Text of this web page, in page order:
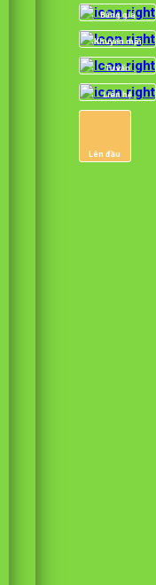
Bảng giá
Khuyến mãi
Tư vấn
Liên hệ
Lên đầu